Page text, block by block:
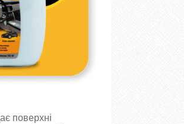
поверхні